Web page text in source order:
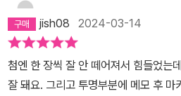
jish08 2024-03-14
첨엔 한 장씩 잘 안 떼어져서 힘들었는데 뒤 쪽 투명부분에서 떼보니
잘 돼요. 그리고 투명부분에 메모 후 마커로 사용하기도 좋아요. 넘넘